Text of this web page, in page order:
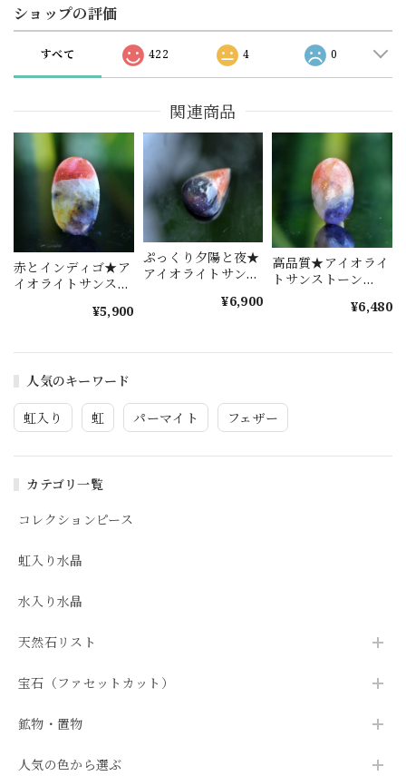
人気のキーワード
虹入り 虹 パーマイト フェザー
カテゴリ一覧
コレクションピース
虹入り水晶
水入り水晶
天然石リスト
宝石（ファセットカット）
鉱物・置物
人気の色から選ぶ
ショップの評価
すべて 422 4 0
関連商品
赤とインディゴ★ア
イオライトサンスト
¥5,900
ぷっくり夕陽と夜★
アイオライトサンス
¥6,900
高品質★アイオライ
トサンストーン
¥6,480